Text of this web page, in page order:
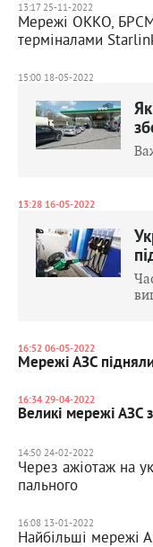
13:17 25-11-2022
Мережі ОККО, БРСМ
терміналами
15:00 18-05-2022
13:28 16-05-2022
16:52 06-05-2022
Мережі АЗС
16:34 29-04-2022
Великі мережі АЗС
14:50 24-02-2022
Через ажіотаж на
пального
16:08 13-01-2022
Найбільші мережі